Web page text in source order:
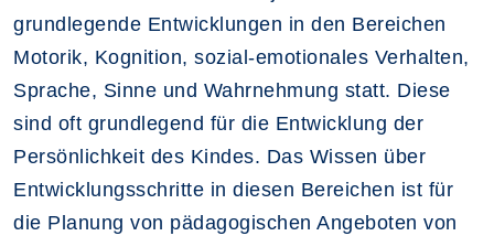
grundlegende Entwicklungen in den Bereichen
Motorik, Kognition, sozial-emotionales Verhalten,
Sprache, Sinne und Wahrnehmung statt. Diese
sind oft grundlegend für die Entwicklung der
Persönlichkeit des Kindes. Das Wissen über
Entwicklungsschritte in diesen Bereichen ist für
die Planung von pädagogischen Angeboten von